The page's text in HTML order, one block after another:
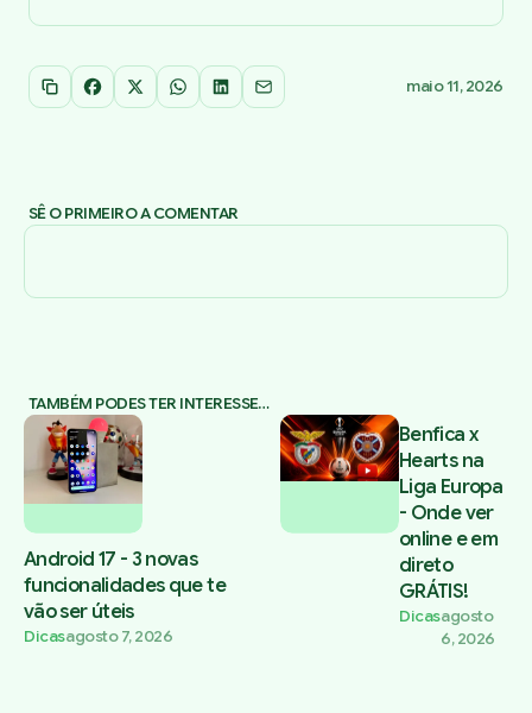
Copiar link
Facebook
X WhatsApp
LinkedInEmail maio 11, 2026
SÊ O PRIMEIRO A COMENTAR
TAMBÉM PODES TER INTERESSE…
Android 17 - 3 novas
funcionalidades que te
vão ser úteis
Dicasagosto 7, 2026
Benfica x
Hearts na
Liga Europa
- Onde ver
online e em
direto
GRÁTIS!
Dicasagosto
6, 2026